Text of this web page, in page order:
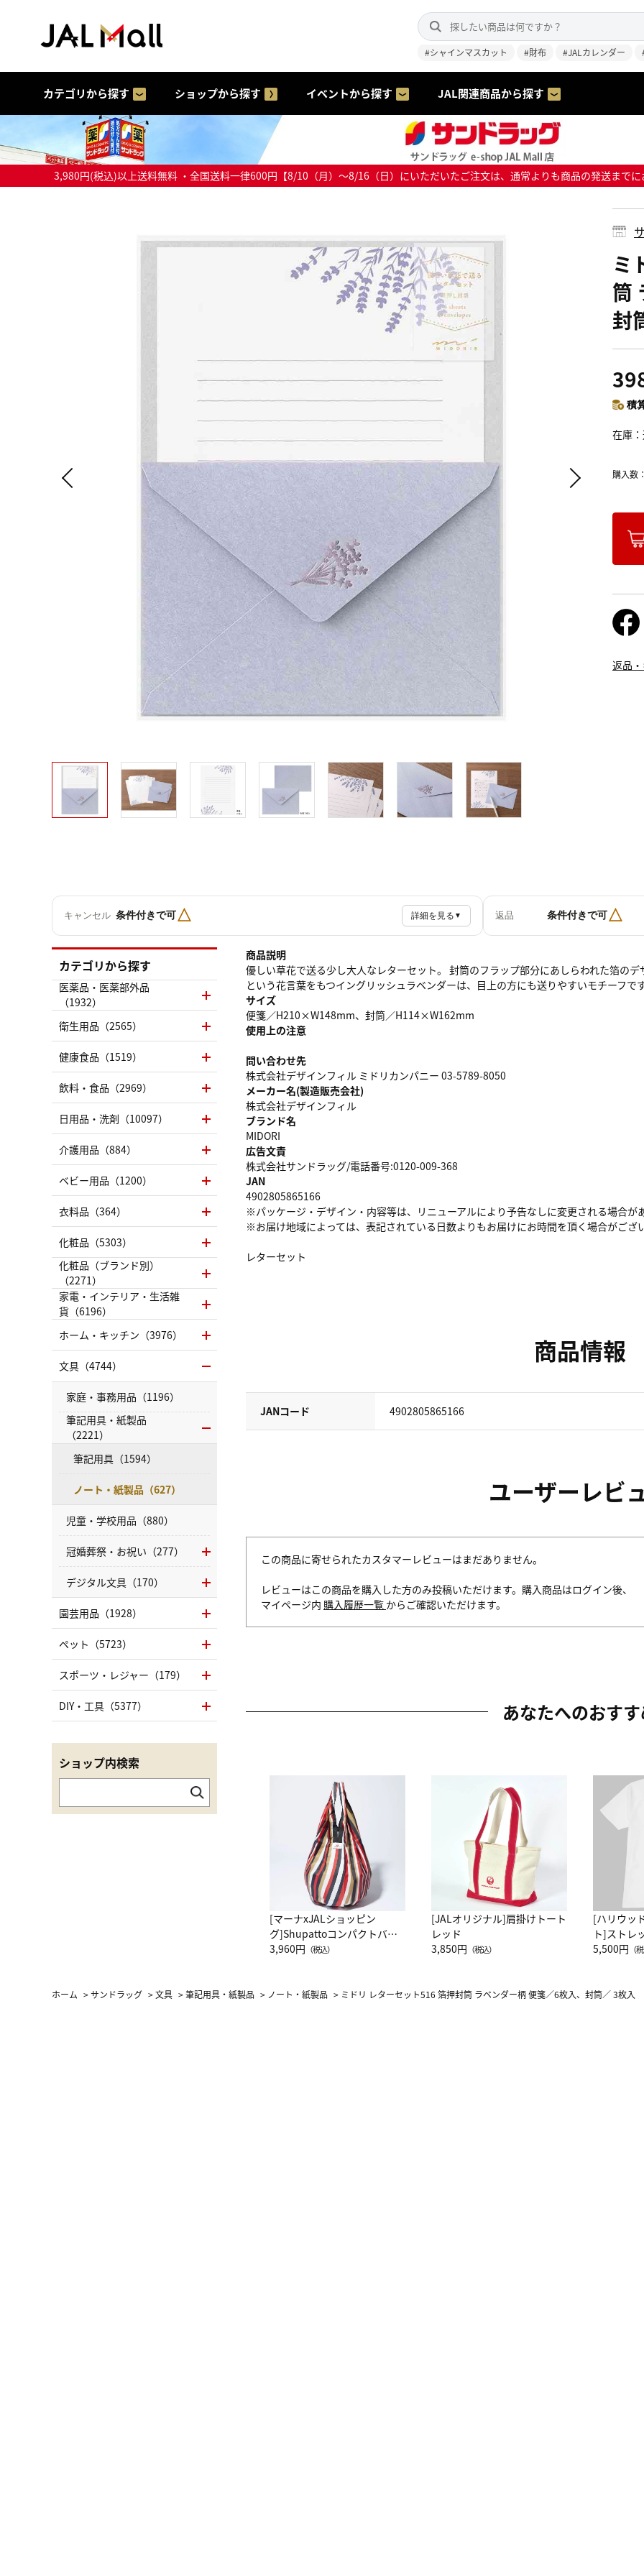
#シャインマスカット #財布 #JALカレンダー
カテゴリから探す ショップから探す イベントから探す JAL関連商品から探す
3,980円(税込)以上送料無料 ・全国送料一律600円【8/10（月）～8/16（日）にいただいたご注文は、通常よりも商品の発送まで
ミ
筒
封
積
在庫
購入数
返品
キャンセル 条件付きで可△ 詳細を見る ▼ 返品 条件付きで可△
商品説明
優しい草花で送る少し大人なレターセット。 封筒のフラップ部分にあしらわれた箔の
という花言葉をもつイングリッシュラベンダーは、目上の方にも送りやすいモチーフで
サイズ
便箋／H210×W148mm、封筒／H114×W162mm
使用上の注意
問い合わせ先
株式会社デザインフィル ミドリカンパニー 03-5789-8050
メーカー名(製造販売会社)
株式会社デザインフィル
ブランド名
MIDORI
広告文責
株式会社サンドラッグ/電話番号:0120-009-368
JAN
4902805865166
※パッケージ・デザイン・内容等は、リニューアルにより予告なしに変更される場合が
※お届け地域によっては、表記されている日数よりもお届けにお時間を頂く場合がござ
レターセット
商品情報
JANコード 4902805865166
ユーザーレビ
この商品に寄せられたカスタマーレビューはまだありません。
レビューはこの商品を購入した方のみ投稿いただけます。購入商品はログイン後、
マイページ内 購入履歴一覧 からご確認いただけます。
あなたへのおす
[マーナxJALショッピン
グ]Shupattoコンパクトバッ
グ Drop JAL客室乗務員
3,960円 （税込）
[JALオリジナル]肩掛けトート
レッド
3,850円 （税込）
[ハリウッ
ト]ストレ
ーネック
5,500円 （
カテゴリから探す
医薬品・医薬部外品
（1932）
衛生用品（2565）
健康食品（1519）
飲料・食品（2969）
日用品・洗剤（10097）
介護用品（884）
ベビー用品（1200）
衣料品（364）
化粧品（5303）
化粧品（ブランド別）
（2271）
家電・インテリア・生活雑
貨（6196）
ホーム・キッチン（3976）
文具（4744）
家庭・事務用品（1196）
筆記用具・紙製品
（2221）
筆記用具（1594）
ノート・紙製品（627）
児童・学校用品（880）
冠婚葬祭・お祝い（277）
デジタル文具（170）
園芸用品（1928）
ペット（5723）
スポーツ・レジャー（179）
DIY・工具（5377）
ショップ内検索
ホーム >サンドラッグ >文具 >筆記用具・紙製品 > ノート・紙製品 > ミドリ レターセット516 箔押封筒 ラベンダー柄 便箋／6枚入、封筒／ 3枚入